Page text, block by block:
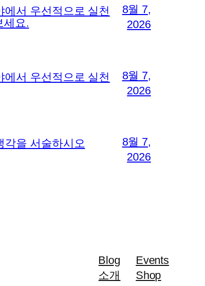
서 우선적으로 실천
세요.
8월 7,
2026
서 우선적으로 실천
8월 7,
2026
각을 서술하시오
8월 7,
2026
Blog
소개
Events
Shop